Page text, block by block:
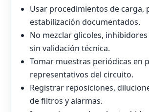
Usar procedimientos de carga,
estabilización documentados.
No mezclar glicoles,
sin validación técnica.
Tomar muestras periódicas en
representativos del circuito.
Registrar reposiciones,
de filtros y alarmas.